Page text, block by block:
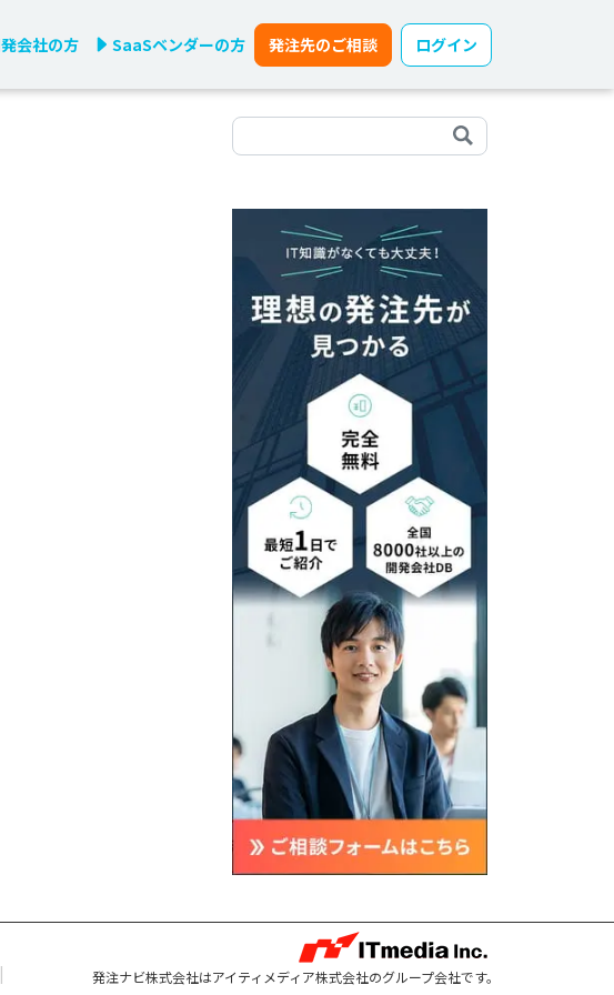
会社の方 SaaSベンダーの方 発注先のご相談 ログイン
|
発注ナビ株式会社はアイティメディア株式会社のグループ会社です。